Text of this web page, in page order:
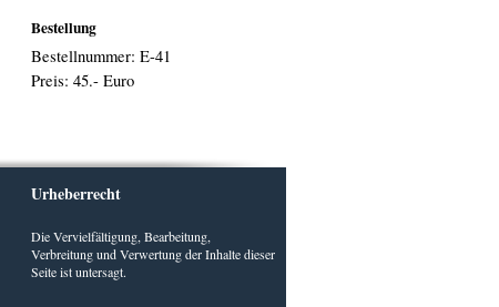
Bestellung
Bestellnummer: E-41
Preis: 45.- Euro
Urheberrecht
Die Vervielfältigung, Bearbeitung,
Verbreitung und Verwertung der Inhalte dieser
Seite ist untersagt.